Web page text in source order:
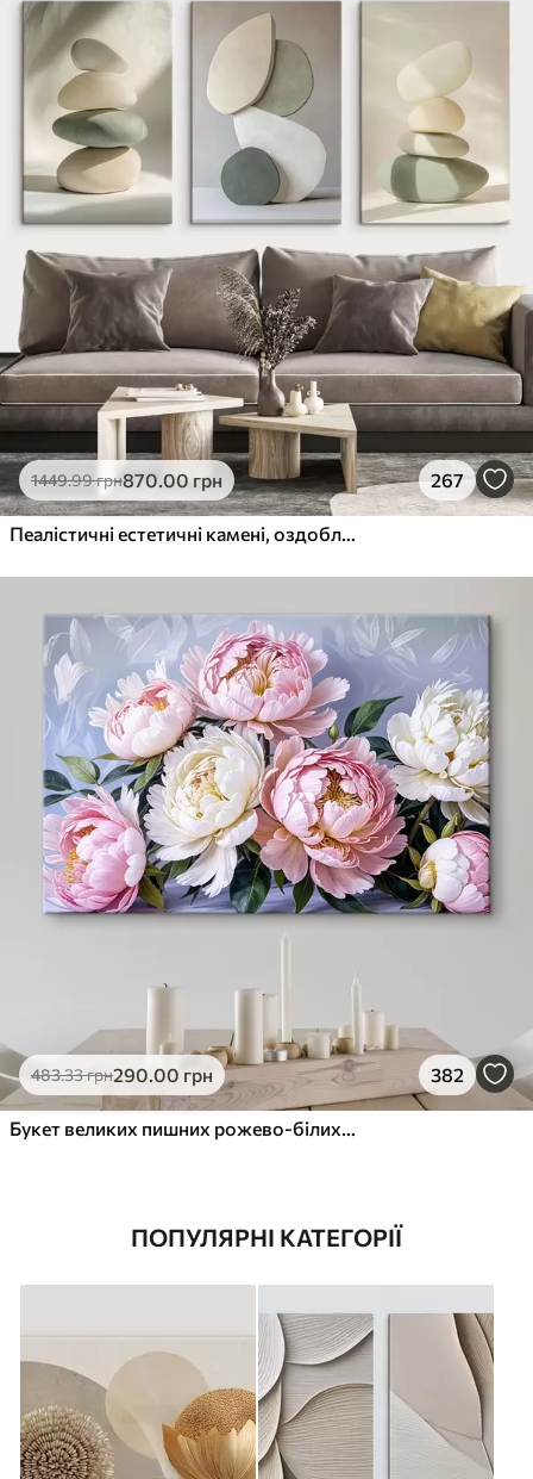
1449.99грн870.00 грн 267
Пеалістичні естетичні камені, оздоблення будинку, природне освітлення
483.33грн290.00 грн 382
Букет великих пишних рожево-білих квітів півонії із зеленим листям на м’якому розмитому фоні
ПОПУЛЯРНІ КАТЕГОРІЇ